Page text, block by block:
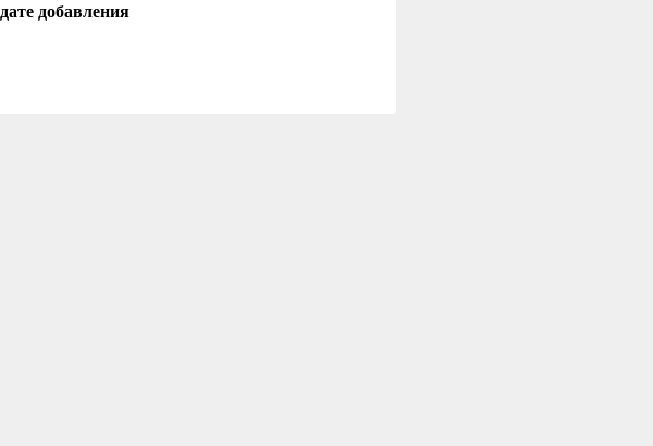
дате добавления